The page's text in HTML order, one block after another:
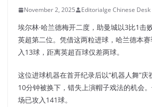
November 2, 2025 Editorialge Chinese Desk
埃尔林·哈兰德梅开二度，助曼城以3比1击
英超第二位。凭借这两粒进球，哈兰德本
入13球，距离英超百球仅差两球。
这位进球机器在首开纪录后以“机器人舞”
10分钟被换下，错失上演帽子戏法的机会
场已攻入141球。